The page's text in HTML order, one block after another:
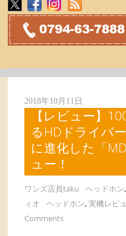
2018年10月11日
【レビュー】
るHDドライバ
に進化した「
ュー！
ワンズ店員taku ヘッドホン
ィオ
ヘッドホン,実機レビ
Comments